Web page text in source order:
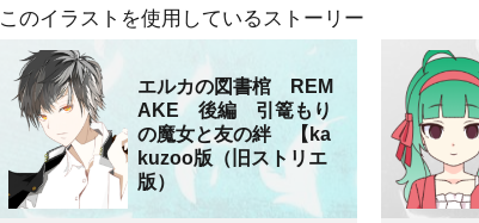
このイラストを使用しているストーリー
エルカの図書棺 REM
AKE 後編 引篭もり
の魔女と友の絆 【ka
kuzoo版（旧ストリエ
版）